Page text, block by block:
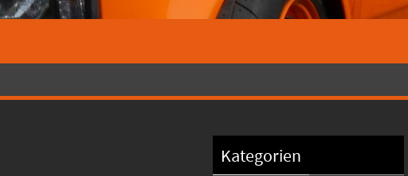
Kategorien